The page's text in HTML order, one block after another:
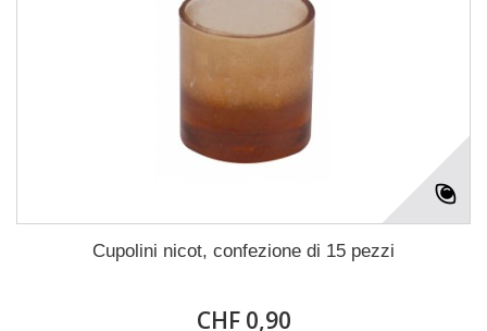
Cupolini nicot, confezione di 15 pezzi
CHF 0,90